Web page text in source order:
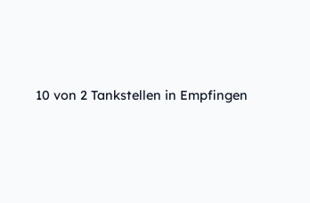
10 von 2 Tankstellen in Empfingen